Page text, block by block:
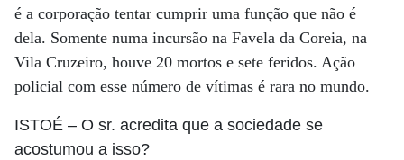
é a corporação tentar cumprir uma função que não é
dela. Somente numa incursão na Favela da Coreia, na
Vila Cruzeiro, houve 20 mortos e sete feridos. Ação
policial com esse número de vítimas é rara no mundo.
ISTOÉ – O sr. acredita que a sociedade se
acostumou a isso?